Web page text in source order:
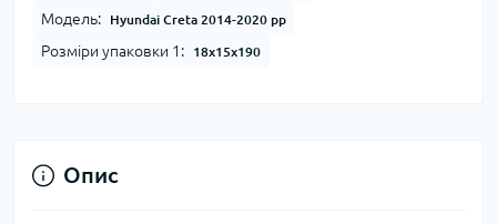
Модель: Hyundai Creta 2014-2020 рр
Розміри упаковки 1: 18x15x190
Опис